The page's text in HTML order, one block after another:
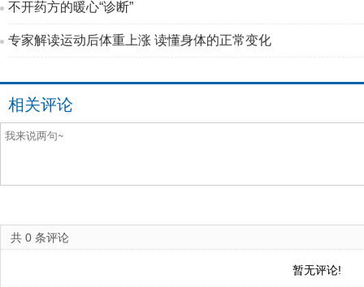
不开药方的暖心“诊断”
专家解读运动后体重上涨 读懂身体的正常变化
相关评论
共 0 条评论
暂无评论!